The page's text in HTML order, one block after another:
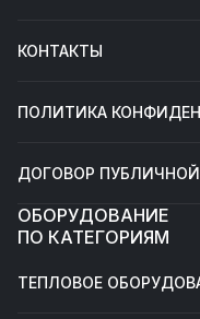
КОНТАКТЫ
ПОЛИТИКА
ДОГОВОР
ОБОРУДОВАНИЕ
ПО КАТЕГОРИЯМ
ТЕПЛОВОЕ